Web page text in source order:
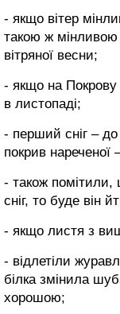
- якщо вітер
такою ж мінливою
вітряної весни;
- якщо на Покрову
в листопаді;
- перший сніг – до
покрив нареченої
- також
сніг, то буде він
- якщо листя з
- відлетіли
білка змінила
хорошою;